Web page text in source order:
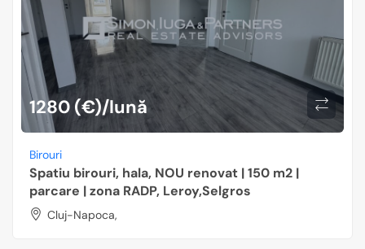
1280 (€)/lună
Birouri
Spatiu birouri, hala, NOU renovat | 150 m2 |
parcare | zona RADP, Leroy,Selgros
Cluj-Napoca,